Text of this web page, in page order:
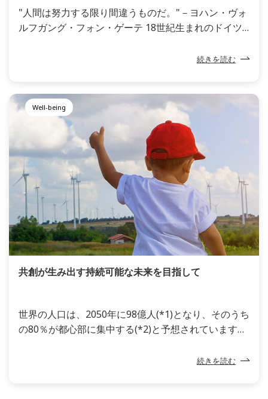
"人間は努力する限り間違うものだ。"－ヨハン・ヴォ
ルフガング・フォン・ゲーテ 18世紀生まれのドイツ
は、仕事や勉強といった努力を一切しなければ間違う
能性があります。その問題を解決するために人間は創
意工夫を凝らし、多くの道具や機械を生み出してきま
した。事故を減らすため、効率を上げるため、人間と
物理的なシステムとのインラタクション（相互作用）
に目を向け、両者のあり方を最適化しようという考え
方で発展したのが「人間工学」です。
続きを読む
Well-being
共創が生み出す持続可能な未来を目指して
世界の人口は、2050年に98億人(*1)となり、そのうち
の80％が都心部に集中する(*2)と予想されています。
雨、干ばつや熱波などの異常気象が世界各地で発生
続きを読む